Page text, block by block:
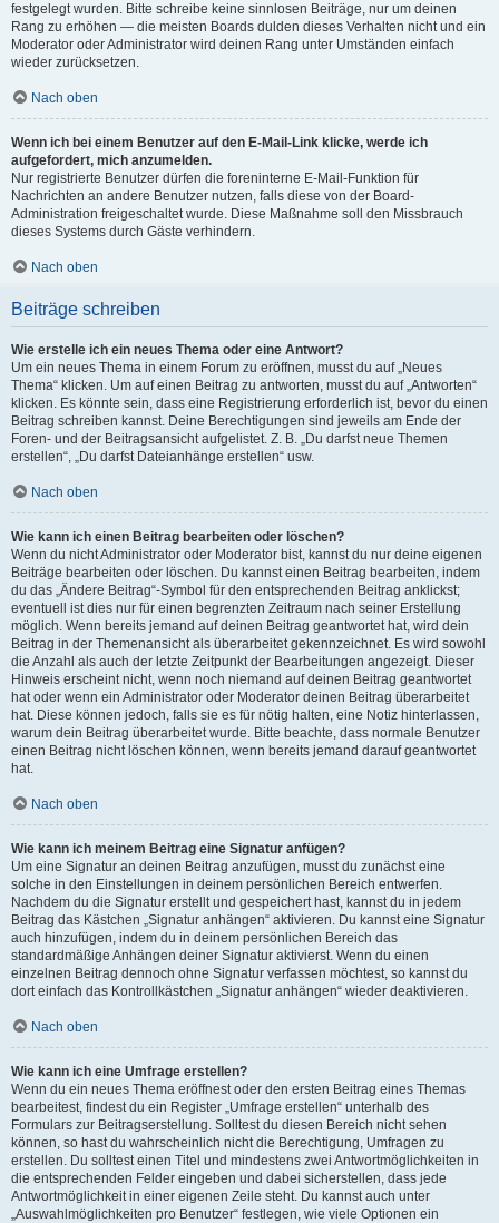
festgelegt wurden. Bitte schreibe keine sinnlosen Beiträge, nur um deinen
Rang zu erhöhen — die meisten Boards dulden dieses Verhalten nicht und ein
Moderator oder Administrator wird deinen Rang unter Umständen einfach
wieder zurücksetzen.
Nach oben
Wenn ich bei einem Benutzer auf den E-Mail-Link klicke, werde ich
aufgefordert, mich anzumelden.
Nur registrierte Benutzer dürfen die foreninterne E-Mail-Funktion für
Nachrichten an andere Benutzer nutzen, falls diese von der Board-
Administration freigeschaltet wurde. Diese Maßnahme soll den Missbrauch
dieses Systems durch Gäste verhindern.
Nach oben
Beiträge schreiben
Wie erstelle ich ein neues Thema oder eine Antwort?
Um ein neues Thema in einem Forum zu eröffnen, musst du auf „Neues
Thema“ klicken. Um auf einen Beitrag zu antworten, musst du auf „Antworten“
klicken. Es könnte sein, dass eine Registrierung erforderlich ist, bevor du einen
Beitrag schreiben kannst. Deine Berechtigungen sind jeweils am Ende der
Foren- und der Beitragsansicht aufgelistet. Z. B. „Du darfst neue Themen
erstellen“, „Du darfst Dateianhänge erstellen“ usw.
Nach oben
Wie kann ich einen Beitrag bearbeiten oder löschen?
Wenn du nicht Administrator oder Moderator bist, kannst du nur deine eigenen
Beiträge bearbeiten oder löschen. Du kannst einen Beitrag bearbeiten, indem
du das „Ändere Beitrag“-Symbol für den entsprechenden Beitrag anklickst;
eventuell ist dies nur für einen begrenzten Zeitraum nach seiner Erstellung
möglich. Wenn bereits jemand auf deinen Beitrag geantwortet hat, wird dein
Beitrag in der Themenansicht als überarbeitet gekennzeichnet. Es wird sowohl
die Anzahl als auch der letzte Zeitpunkt der Bearbeitungen angezeigt. Dieser
Hinweis erscheint nicht, wenn noch niemand auf deinen Beitrag geantwortet
hat oder wenn ein Administrator oder Moderator deinen Beitrag überarbeitet
hat. Diese können jedoch, falls sie es für nötig halten, eine Notiz hinterlassen,
warum dein Beitrag überarbeitet wurde. Bitte beachte, dass normale Benutzer
einen Beitrag nicht löschen können, wenn bereits jemand darauf geantwortet
hat.
Nach oben
Wie kann ich meinem Beitrag eine Signatur anfügen?
Um eine Signatur an deinen Beitrag anzufügen, musst du zunächst eine
solche in den Einstellungen in deinem persönlichen Bereich entwerfen.
Nachdem du die Signatur erstellt und gespeichert hast, kannst du in jedem
Beitrag das Kästchen „Signatur anhängen“ aktivieren. Du kannst eine Signatur
auch hinzufügen, indem du in deinem persönlichen Bereich das
standardmäßige Anhängen deiner Signatur aktivierst. Wenn du einen
einzelnen Beitrag dennoch ohne Signatur verfassen möchtest, so kannst du
dort einfach das Kontrollkästchen „Signatur anhängen“ wieder deaktivieren.
Nach oben
Wie kann ich eine Umfrage erstellen?
Wenn du ein neues Thema eröffnest oder den ersten Beitrag eines Themas
bearbeitest, findest du ein Register „Umfrage erstellen“ unterhalb des
Formulars zur Beitragserstellung. Solltest du diesen Bereich nicht sehen
können, so hast du wahrscheinlich nicht die Berechtigung, Umfragen zu
erstellen. Du solltest einen Titel und mindestens zwei Antwortmöglichkeiten in
die entsprechenden Felder eingeben und dabei sicherstellen, dass jede
Antwortmöglichkeit in einer eigenen Zeile steht. Du kannst auch unter
„Auswahlmöglichkeiten pro Benutzer“ festlegen, wie viele Optionen ein